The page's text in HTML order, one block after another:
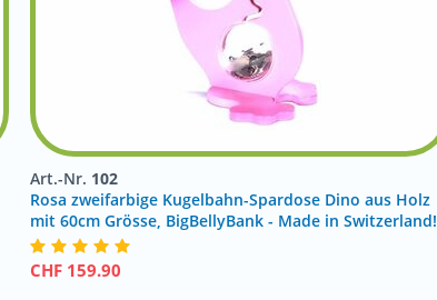
Art.-Nr. 102
Rosa zweifarbige Kugelbahn-Spardose Dino aus Holz
mit 60cm Grösse, BigBellyBank - Made in Switzerland!
CHF 159.90